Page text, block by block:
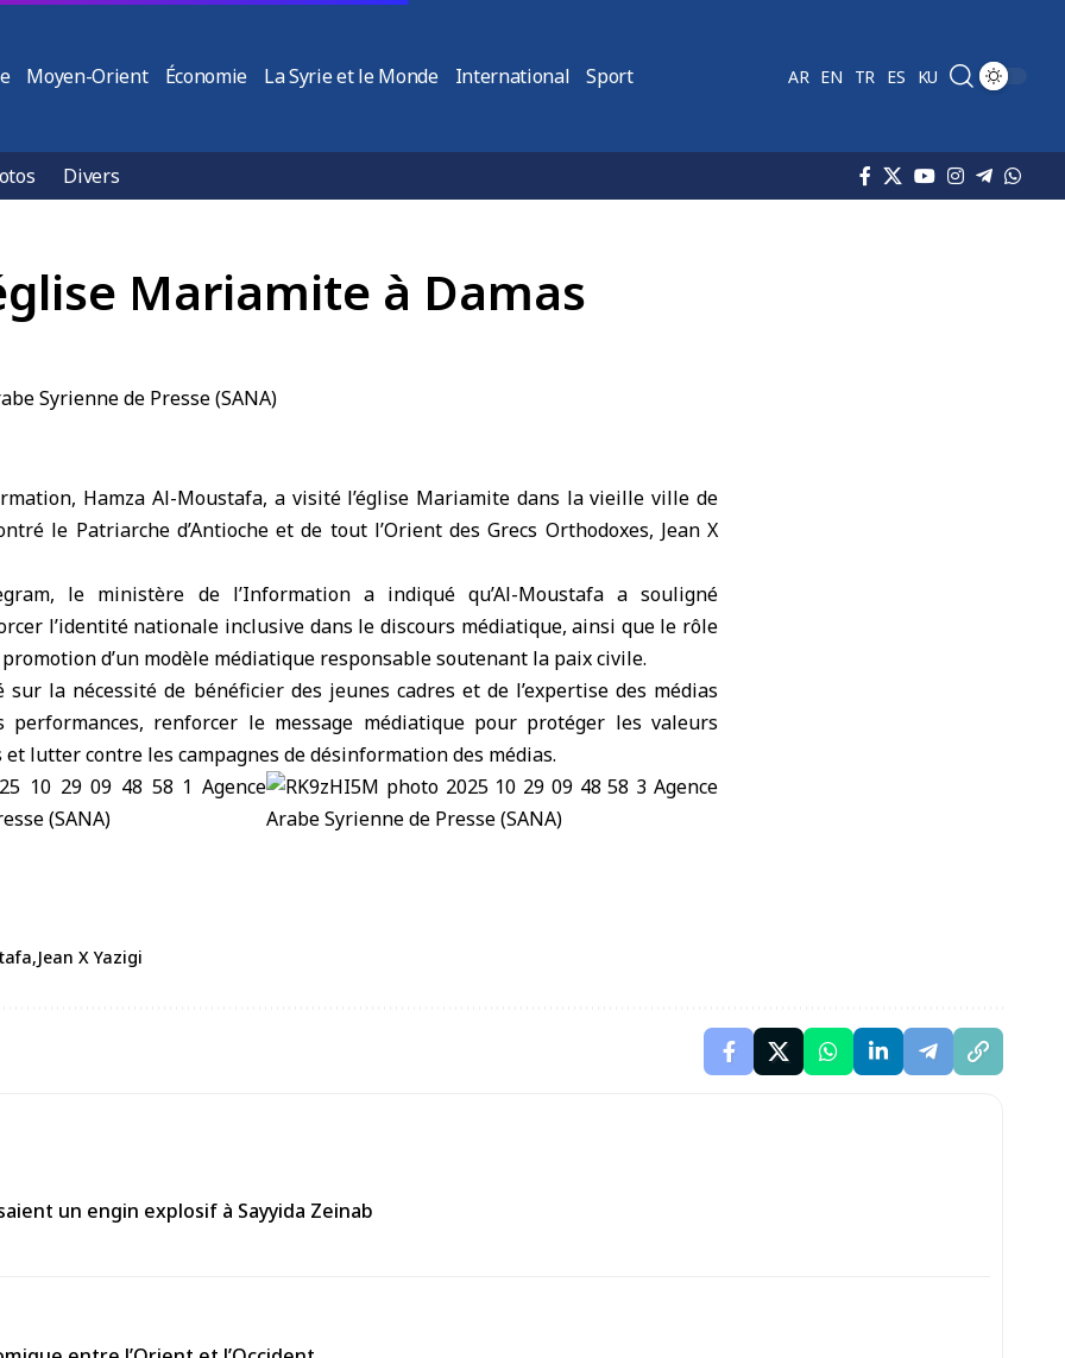
Moyen-Orient Économie La Syrie et le Monde International Sport AR EN TR ES KU
Divers
Mariamite à Damas
Hamza Al-Moustafa, a visité l’église Mariamite dans la vieille ville de
le Patriarche d’Antioche et de tout l’Orient des Grecs Orthodoxes, Jean X
le ministère de l’Information a indiqué qu’Al-Moustafa a souligné
l’identité nationale inclusive dans le discours médiatique, ainsi que le rôle
d’un modèle médiatique responsable soutenant la paix civile.
la nécessité de bénéficier des jeunes cadres et de l’expertise des médias
performances, renforcer le message médiatique pour protéger les valeurs
lutter contre les campagnes de désinformation des médias.
Jean X Yazigi
un engin explosif à Sayyida Zeinab